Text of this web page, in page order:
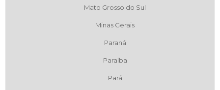
Mato Grosso do Sul
Minas Gerais
Paraná
Paraíba
Pará